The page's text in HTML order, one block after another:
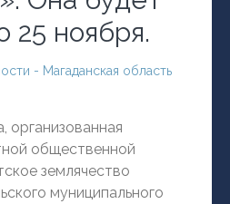
25 ноября.
- Магаданская область
организованная
общественной
землячество
муниципального